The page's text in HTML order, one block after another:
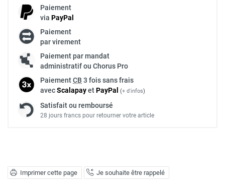
Imprimer cette page Je souhaite être rappelé
Paiement
via PayPal
Paiement
par virement
Paiement par mandat
administratif ou Chorus Pro
PaiementCB 3 fois sans frais
avecScalapayetPayPal (+ d'infos)
Satisfait ou remboursé
28 jours francs pour retourner votre article